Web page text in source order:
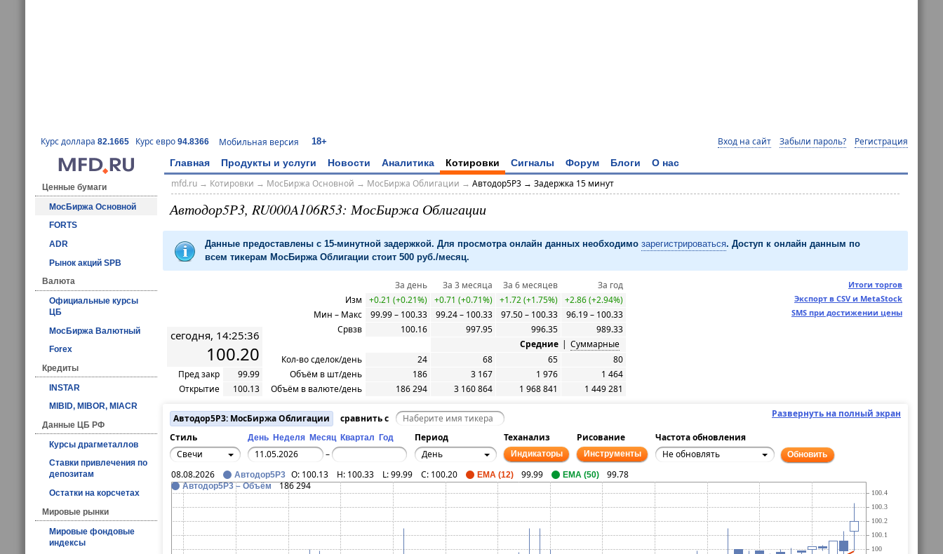
Курс доллара 82.1665 Курс евро 94.8366 Мобильная версия 18+ Вход на сайт Забыли пароль? Регистрация
Главная Продукты и услуги Новости Аналитика Котировки Сигналы Форум Блоги О нас
Ценные бумаги
МосБиржа Основной
FORTS
ADR
Рынок акций SPB
Валюта
Официальные курсы
ЦБ
МосБиржа Валютный
Forex
Кредиты
INSTAR
MIBID, MIBOR, MIACR
Данные ЦБ РФ
Курсы драгметаллов
Ставки привлечения по
депозитам
Остатки на корсчетах
Мировые рынки
Мировые фондовые
индексы
mfd.ru→ Котировки → МосБиржа Основной → МосБиржа Облигации → Автодор5Р3 → Задержка 15 минут
Автодор5Р3, RU000A106R53: МосБиржа Облигации
Данные предоставлены с 15-минутной задержкой. Для просмотра онлайн данных необходимо зарегистрироваться. Доступ к онлайн данным по
всем тикерам МосБиржа Облигации стоит 500 руб./месяц.
Итоги торгов
Экспорт в CSV и MetaStock
SMS при достижении цены
сегодня, 14:25:36
100.20
Пред закр
99.99
Открытие
100.13
За день За 3 месяца За 6 месяцев
За год
Изм
+0.21 (+0.21%) +0.71 (+0.71%) +1.72 (+1.75%)
+2.86 (+2.94%)
Мин – Макс
99.99 – 100.33 99.24 – 100.33 97.50 – 100.33
96.19 – 100.33
Срвзв
100.16 997.95 996.35
989.33
Средние | Суммарные
Кол-во сделок/день
24 68 65
80
Объём в шт/день
186 3 167 1 976
1 464
Объём в валюте/день
186 294 3 160 864 1 968 841 1 449 281
Развернуть на полный экран
Автодор5Р3: МосБиржа Облигации
сравнить с
Стиль
День Неделя Месяц Квартал Год Период Теханализ Рисование
Частота обновления
Свечи
– День Индикаторы Инструменты Не обновлять Обновить
08.08.2026 Автодор5Р3 O: 100.13 H: 100.33 L:99.99 C: 100.20 EMA (12) 99.99 EMA (50) 99.78
Автодор5Р3 – Объём 186 294